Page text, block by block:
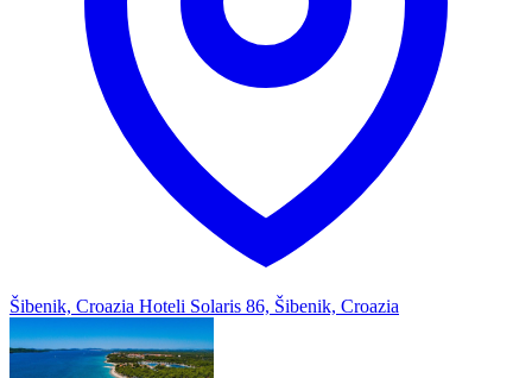
Šibenik, Croazia Hoteli Solaris 86, Šibenik, Croazia